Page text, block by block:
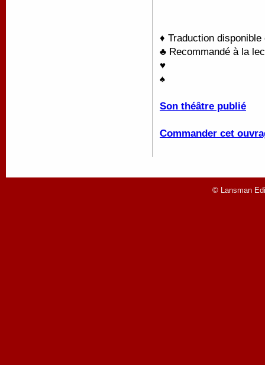
♦ Traduction
♣ Recommandé à la
♥
♠
Son théâtre publié
Commander cet
© Lansman